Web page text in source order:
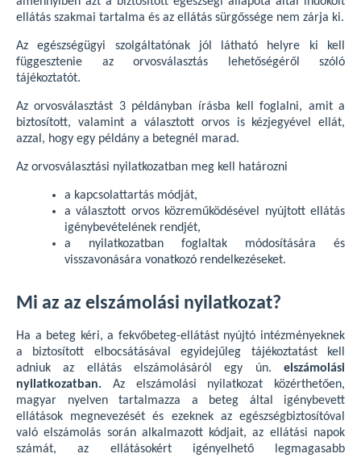
ellátás szakmai tartalma és az ellátás sürgőssége nem zárja ki.
Az egészségügyi szolgáltatónak jól látható helyre ki kell
függesztenie az orvosválasztás lehetőségéről szóló
tájékoztatót.
Az orvosválasztást 3 példányban írásba kell foglalni, amit a
biztosított, valamint a választott orvos is kézjegyével ellát,
azzal, hogy egy példány a betegnél marad.
Az orvosválasztási nyilatkozatban meg kell határozni
a kapcsolattartás módját,
a választott orvos közreműködésével nyújtott ellátás
igénybevételének rendjét,
a nyilatkozatban foglaltak módosítására és
visszavonására vonatkozó rendelkezéseket.
Mi az az elszámolási nyilatkozat?
Ha a beteg kéri, a fekvőbeteg-ellátást nyújtó intézményeknek
a biztosított elbocsátásával egyidejűleg tájékoztatást kell
adniuk az ellátás elszámolásáról egy ún. elszámolási
nyilatkozatban. Az elszámolási nyilatkozat közérthetően,
magyar nyelven tartalmazza a beteg által igénybevett
ellátások megnevezését és ezeknek az egészségbiztosítóval
való elszámolás során alkalmazott kódjait, az ellátási napok
számát, az ellátásokért igényelhető legmagasabb